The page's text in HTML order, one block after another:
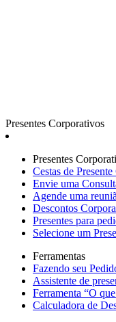
Presentes Corporativos
Presentes
Cestas de
Envie uma
Agende uma
Descontos
Presentes para
Selecione um
Ferramentas
Fazendo seu
Assistente de
Ferramenta “O
Calculadora de